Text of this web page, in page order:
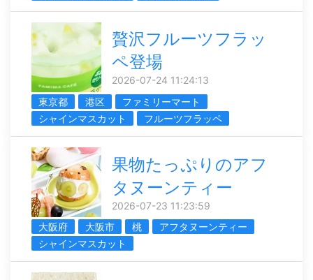
贅沢フルーツフラッ
ペ登場
2026-07-24 11:24:13
東京都
港区
ファミリーマート
シャインマスカット
フルーツフラッペ
果物たっぷりのアフ
タヌーンティー
2026-07-23 11:23:59
大阪府
大阪市 桃
アフタヌーンティー
シャインマスカット